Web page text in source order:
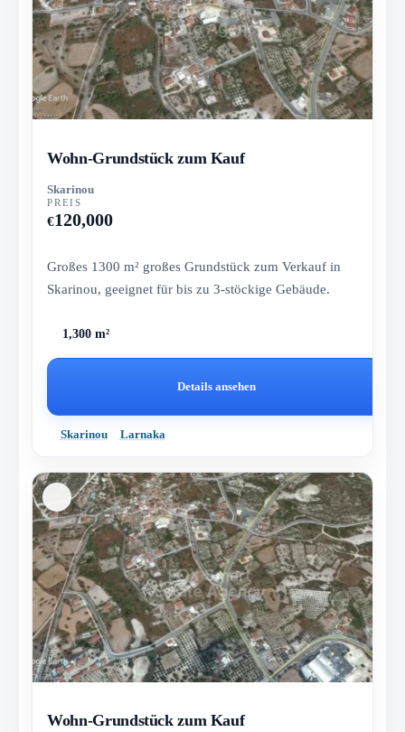
Wohn-Grundstück zum Kauf
Skarinou
PREIS
€120,000
Großes 1300 m² großes Grundstück zum Verkauf in
Skarinou, geeignet für bis zu 3-stöckige Gebäude.
1,300 m²
Details ansehen
Skarinou Larnaka
Wohn-Grundstück zum Kauf